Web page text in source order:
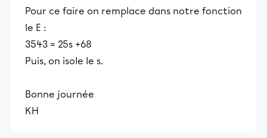
Pour ce faire on remplace dans notre fonction
le E :
3543 = 25s +68
Puis, on isole le s.
Bonne journée
KH